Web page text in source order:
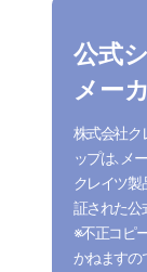
公式
メー
株式会社ク
ップは、メ
クレイツ
証された公
※不正コピ
かねますの